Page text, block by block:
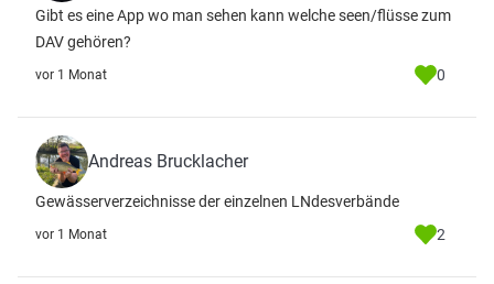
Gibt es eine App wo man sehen kann welche seen/flüsse zum
DAV gehören?
vor 1 Monat 0
Andreas Brucklacher
Gewässerverzeichnisse der einzelnen LNdesverbände
vor 1 Monat 2